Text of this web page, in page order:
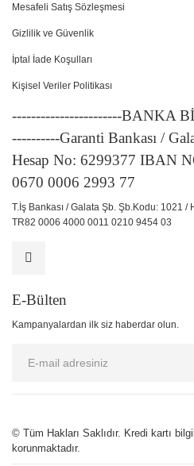
Mesafeli Satış Sözleşmesi
Gizlilik ve Güvenlik
İptal İade Koşulları
Kişisel Veriler Politikası
-----------------------BANKA
----------Garanti Bankası /
Hesap No: 6299377 IBAN
0670 0006 2993 77
T.İş Bankası / Galata Şb. Şb.Kodu: 1021
TR82 0006 4000 0011 0210 9454 03
E-Bülten
Kampanyalardan ilk siz haberdar olun.
© Tüm Hakları Saklıdır. Kredi kartı
korunmaktadır.